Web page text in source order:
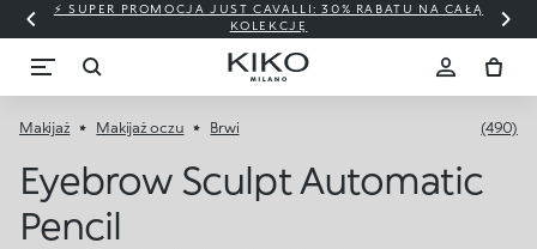
⚡ SUPER PROMOCJA JUST CAVALLI: 30% RABATU NA CAŁĄ
KOLEKCJĘ
Makijaż Makijaż oczu Brwi (490)
Eyebrow Sculpt Automatic
Pencil